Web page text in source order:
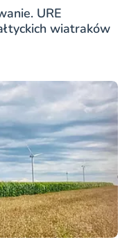
URE
wiatraków